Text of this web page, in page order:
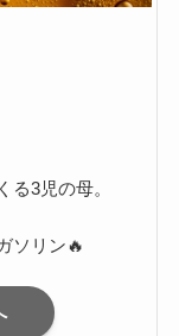
る3児の母。
ソリン🔥